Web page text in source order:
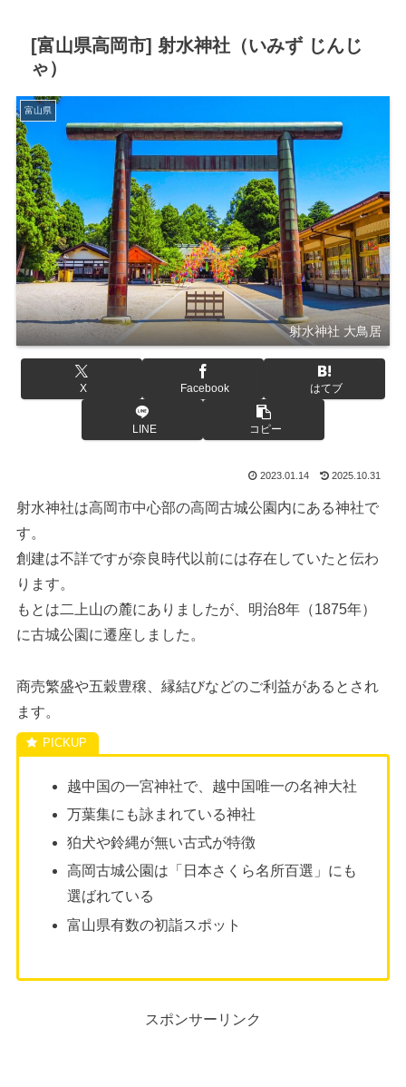
[富山県高岡市] 射水神社（いみず じんじ
ゃ）
富山県
射水神社 大鳥居
X Facebook はてブ
LINE コピー
2023.01.14 2025.10.31
射水神社は高岡市中心部の高岡古城公園内にある神社で
す。
創建は不詳ですが奈良時代以前には存在していたと伝わ
ります。
もとは二上山の麓にありましたが、明治8年（1875年）
に古城公園に遷座しました。
商売繁盛や五穀豊穣、縁結びなどのご利益があるとされ
ます。
越中国の一宮神社で、越中国唯一の名神大社
万葉集にも詠まれている神社
狛犬や鈴縄が無い古式が特徴
高岡古城公園は「日本さくら名所百選」にも
選ばれている
富山県有数の初詣スポット
スポンサーリンク